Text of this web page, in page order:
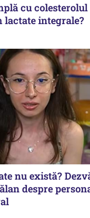
cu
lactate integrale?
nu există?
despre